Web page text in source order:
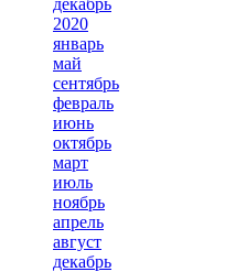
2020
январь
май
сентябрь
февраль
июнь
октябрь
март
июль
ноябрь
апрель
август
декабрь